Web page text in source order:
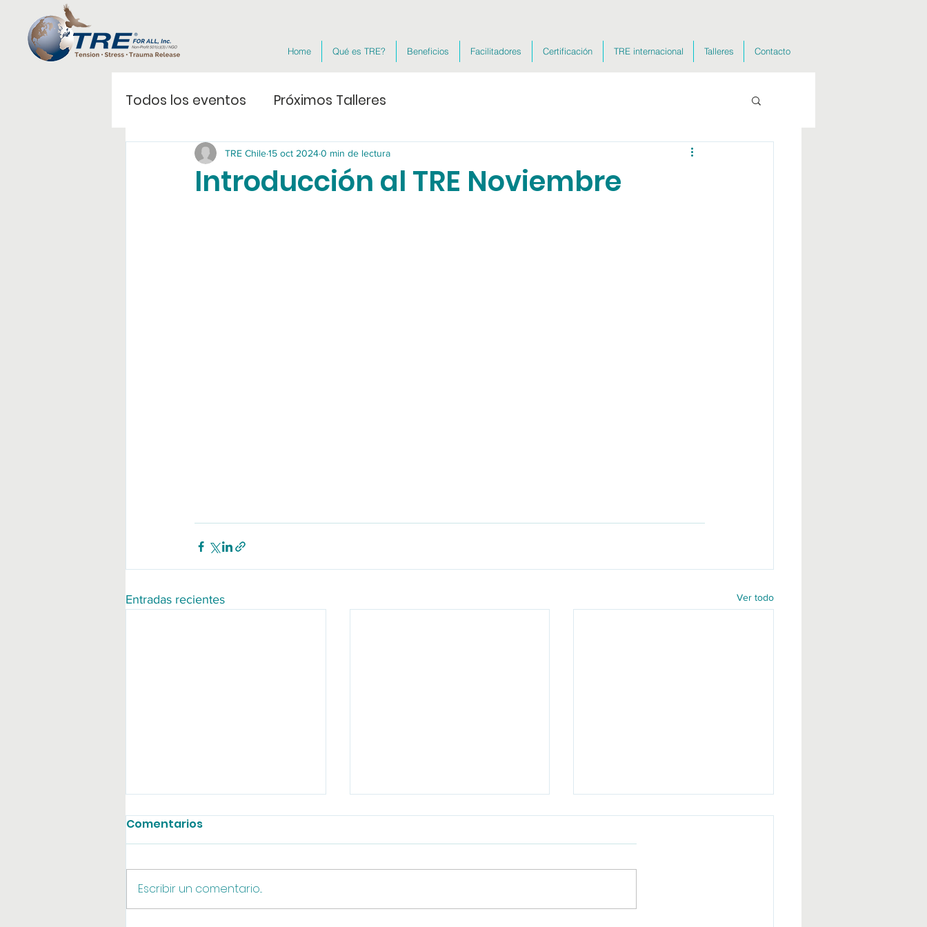
Home Qué es TRE? Beneficios Facilitadores Certificación TRE internacional Talleres Contacto
Todos los eventos Próximos Talleres
Introducción al TRE Noviembre
TRE Chile15 oct 20240 min de lectura
Entradas recientes Ver todo
Agosto online
Comentarios
Escribir un comentario...